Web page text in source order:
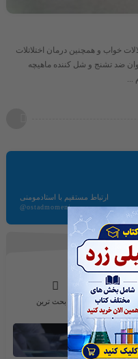
خواب و همچنین درمان اختلاتلات
ضد تشنج و شل کننده ماهیچه
...
ارتباط مستقیم با استادمومنی
@ostadmomeni
پر بحث ترین